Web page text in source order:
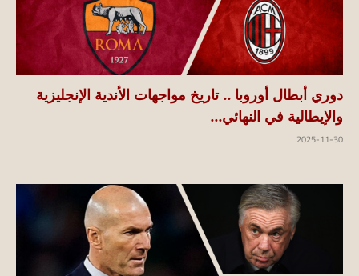
دوري أبطال أوروبا .. تاريخ مواجهات الأندية الإنجليزية
والإيطالية في النهائي...
2025-11-30